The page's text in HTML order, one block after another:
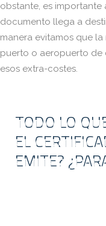
obstante, es
documento llega a
manera evitamos que
puerto o aeropuerto de
esos extra-costes.
TODO LO
EL
EMITE?
TODO LO
EL
EMITE?